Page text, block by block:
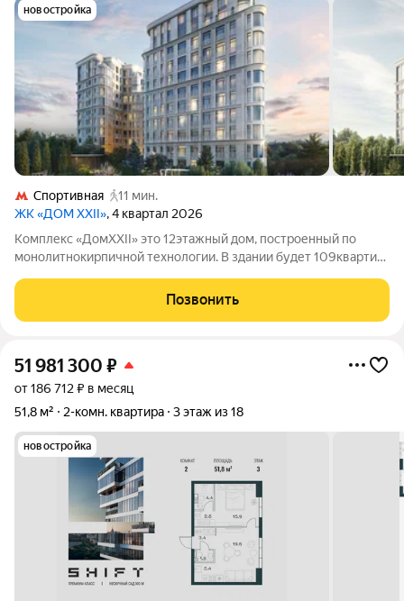
новостройка
Спортивная
11 мин.
ЖК «ДОМ XXII», 4 квартал 2026
Комплекс «ДомXXII» это 12этажный дом, построенный по
монолитнокирпичной технологии. В здании будет 109квартир
террасами и пентхаусами. Потолки в помещениях достаточно
Позвонить
51 981 300 ₽
от 186 712 ₽ в месяц
51,8 м²
2-комн. квартира 3 этаж из 18
новостройка